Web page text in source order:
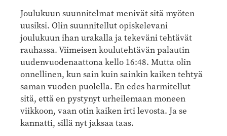
Joulukuun suunnitelmat menivät sitä myöten
uusiksi. Olin suunnitellut opiskelevani
joulukuun ihan urakalla ja tekeväni tehtävät
rauhassa. Viimeisen koulutehtävän palautin
uudenvuodenaattona kello 16:48. Mutta olin
onnellinen, kun sain kuin sainkin kaiken tehtyä
saman vuoden puolella. En edes harmitellut
sitä, että en pystynyt urheilemaan moneen
viikkoon, vaan otin kaiken irti levosta. Ja se
kannatti, sillä nyt jaksaa taas.